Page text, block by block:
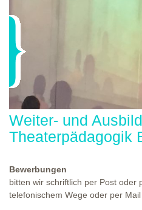
oder Präsentation. Wir freuen uns
Gespräche an der performativen
WO?
Weiter- und
Theaterpädagogik
Bewerbungen
bitten wir schriftlich per Post oder
telefonischem Wege oder per